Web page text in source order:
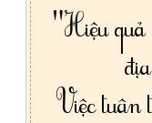
"Hiệu quả
Việc tuân